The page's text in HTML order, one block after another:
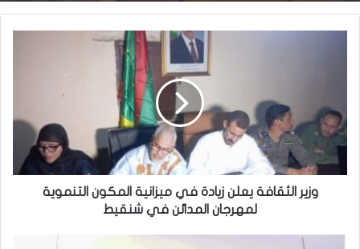
سبع سنوات من الحكم… وسبع سنوات من
المعاناة…/مامونى ولد مختار
وزير الثقافة يعلن زيادة في ميزانية المكون التنموية
لمهرجان المدائن في شنقيط